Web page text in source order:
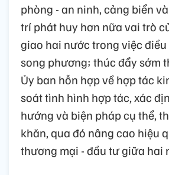
phòng - an ninh, cảng biển
trí phát huy hơn nữa vai trò
giao hai nước trong việc
song phương; thúc đẩy sớm
Ủy ban hỗn hợp về hợp tác
soát tình hình hợp tác, xác
hướng và biện pháp cụ thể,
khăn, qua đó nâng cao hiệu
thương mại - đầu tư giữa hai